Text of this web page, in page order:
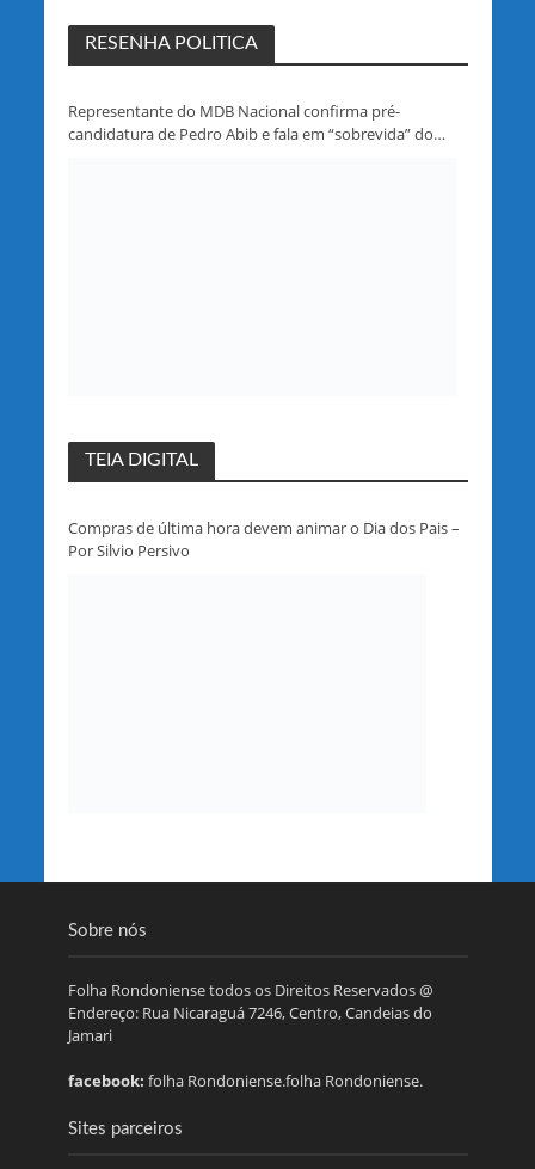
RESENHA POLITICA
Representante do MDB Nacional confirma pré-
candidatura de Pedro Abib e fala em “sobrevida” do
TEIA DIGITAL
Compras de última hora devem animar o Dia dos Pais –
Por Silvio Persivo
Sobre nós
Folha Rondoniense todos os Direitos Reservados @
Endereço: Rua Nicaraguá 7246, Centro, Candeias do
Jamari
facebook: folha Rondoniense.folha Rondoniense.
Sites parceiros